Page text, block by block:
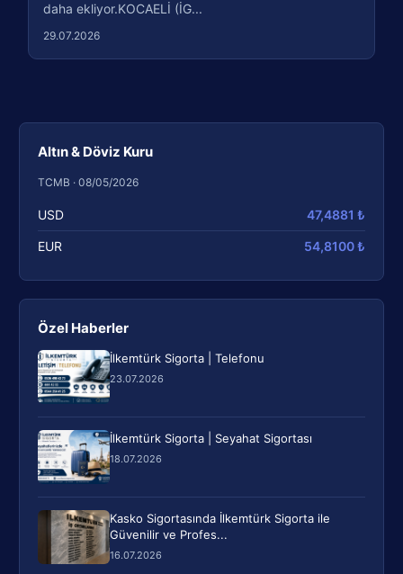
Altın & Döviz Kuru
TCMB · 08/05/2026
USD 47,4881 ₺
EUR 54,8100 ₺
Özel Haberler
İlkemtürk Sigorta | Telefonu
23.07.2026
İlkemtürk Sigorta | Seyahat Sigortası
18.07.2026
Kasko Sigortasında İlkemtürk Sigorta ile
Güvenilir ve Profes...
16.07.2026
daha ekliyor.KOCAELİ (İG...
29.07.2026